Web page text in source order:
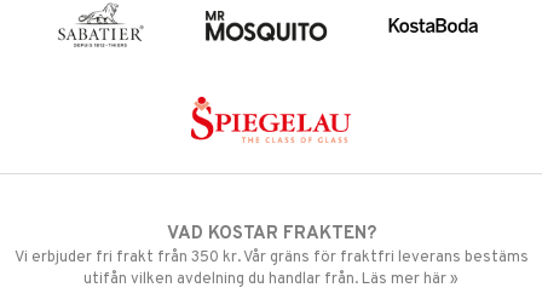
VAD KOSTAR FRAKTEN?
Vi erbjuder fri frakt från 350 kr. Vår gräns för fraktfri leverans bestäms
utifån vilken avdelning du handlar från. Läs mer här »